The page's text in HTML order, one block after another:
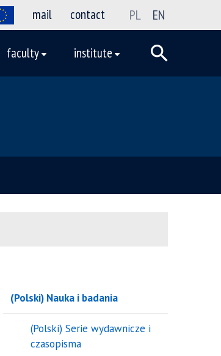
mail contact PL EN
faculty institute
(Polski) Nauka i badania
(Polski) Serie wydawnicze i
czasopisma